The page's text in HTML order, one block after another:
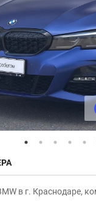
в г. Краснодаре,